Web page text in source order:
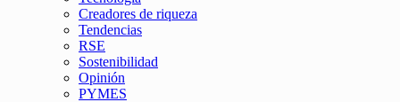
Creadores de riqueza
Tendencias
RSE
Sostenibilidad
Opinión
PYMES